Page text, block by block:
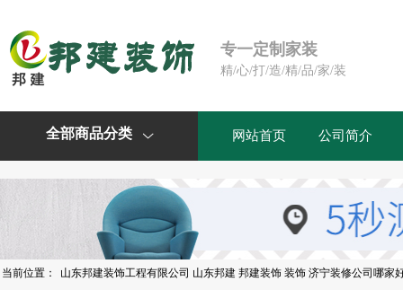
专一定制家装
精/心/打/造/精/品/家/装
全部商品分类  网站首页 公司简介
当前位置： 山东邦建装饰工程有限公司 山东邦建 邦建装饰 装饰 济宁装修公司哪家